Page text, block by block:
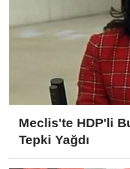
Meclis'te HDP'li
Tepki Yağdı